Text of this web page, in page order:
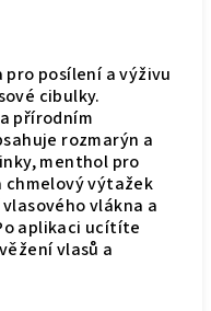
posílení a výživu
cibulky.
přírodním
rozmarýn a
menthol pro
chmelový výtažek
vlákna a
aplikaci ucítíte
vlasů a